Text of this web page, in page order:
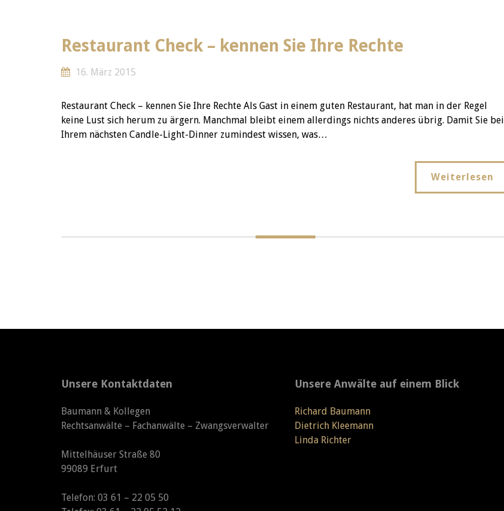
Restaurant Check – kennen Sie Ihre Rechte
16. März 2015
Restaurant Check – kennen Sie Ihre Rechte Als Gast in einem guten Restaurant, hat man in der Regel
keine Lust sich herum zu ärgern. Manchmal bleibt einem allerdings nichts anderes übrig. Damit Sie bei
Ihrem nächsten Candle-Light-Dinner zumindest wissen, was…
Weiterlesen
Unsere Kontaktdaten
Baumann & Kollegen
Rechtsanwälte – Fachanwälte – Zwangsverwalter
Mittelhäuser Straße 80
99089 Erfurt
Telefon: 03 61 – 22 05 50
Unsere Anwälte auf einem Blick
Richard Baumann
Dietrich Kleemann
Linda Richter